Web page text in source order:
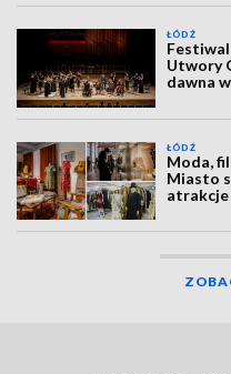
ŁÓDŹ
Utwory
dawna
ŁÓDŹ
Moda,
Miasto
atrakcje